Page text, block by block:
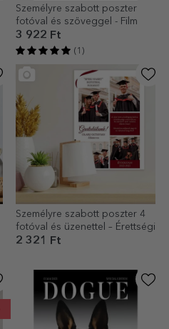
Személyre szabott poszter
fotóval és szöveggel - Film
3 922 Ft
(1)
Személyre szabott poszter 4
fotóval és üzenettel – Érettségi
2 321 Ft